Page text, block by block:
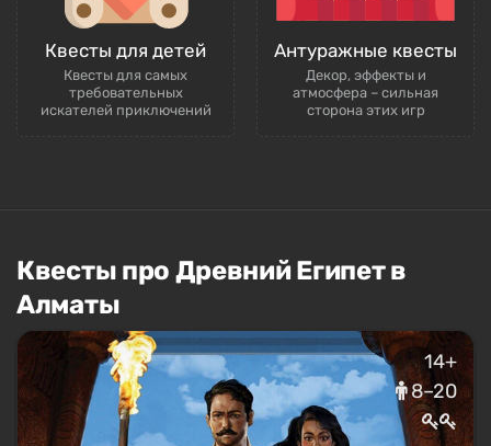
Квесты для детей
Квесты для самых
требовательных
искателей приключений
Антуражные квесты
Декор, эффекты и
атмосфера – сильная
сторона этих игр
Квесты про Древний Египет в
Алматы
14+
8–20